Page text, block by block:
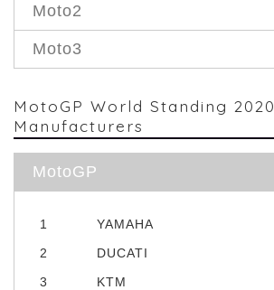
Moto2
Moto3
MotoGP World Standing 2020
Manufacturers
MotoGP
1 YAMAHA
2
DUCATI
3
KTM